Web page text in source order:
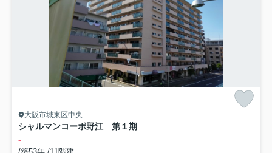
大阪市城東区中央
シャルマンコーポ野江 第１期
-
/築53年 /11階建